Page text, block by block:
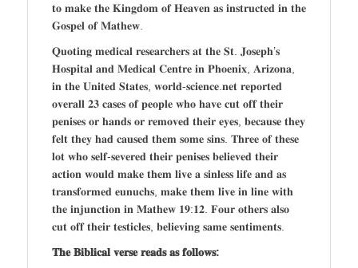
𝐭𝐨 𝐦𝐚𝐤𝐞 𝐭𝐡𝐞 𝐊𝐢𝐧𝐠𝐝𝐨𝐦 𝐨𝐟 𝐇𝐞𝐚𝐯𝐞𝐧 𝐚𝐬 𝐢𝐧𝐬𝐭𝐫𝐮𝐜𝐭𝐞𝐝 𝐢𝐧 𝐭𝐡𝐞
𝐆𝐨𝐬𝐩𝐞𝐥 𝐨𝐟 𝐌𝐚𝐭𝐡𝐞𝐰.
𝐐𝐮𝐨𝐭𝐢𝐧𝐠 𝐦𝐞𝐝𝐢𝐜𝐚𝐥 𝐫𝐞𝐬𝐞𝐚𝐫𝐜𝐡𝐞𝐫𝐬 𝐚𝐭 𝐭𝐡𝐞 𝐒𝐭. 𝐉𝐨𝐬𝐞𝐩𝐡’𝐬
𝐇𝐨𝐬𝐩𝐢𝐭𝐚𝐥 𝐚𝐧𝐝 𝐌𝐞𝐝𝐢𝐜𝐚𝐥 𝐂𝐞𝐧𝐭𝐫𝐞 𝐢𝐧 𝐏𝐡𝐨𝐞𝐧𝐢𝐱, 𝐀𝐫𝐢𝐳𝐨𝐧𝐚,
𝐢𝐧 𝐭𝐡𝐞 𝐔𝐧𝐢𝐭𝐞𝐝 𝐒𝐭𝐚𝐭𝐞𝐬, 𝐰𝐨𝐫𝐥𝐝-𝐬𝐜𝐢𝐞𝐧𝐜𝐞.𝐧𝐞𝐭 𝐫𝐞𝐩𝐨𝐫𝐭𝐞𝐝
𝐨𝐯𝐞𝐫𝐚𝐥𝐥 𝟐𝟑 𝐜𝐚𝐬𝐞𝐬 𝐨𝐟 𝐩𝐞𝐨𝐩𝐥𝐞 𝐰𝐡𝐨 𝐡𝐚𝐯𝐞 𝐜𝐮𝐭 𝐨𝐟𝐟 𝐭𝐡𝐞𝐢𝐫
𝐩𝐞𝐧𝐢𝐬𝐞𝐬 𝐨𝐫 𝐡𝐚𝐧𝐝𝐬 𝐨𝐫 𝐫𝐞𝐦𝐨𝐯𝐞𝐝 𝐭𝐡𝐞𝐢𝐫 𝐞𝐲𝐞𝐬, 𝐛𝐞𝐜𝐚𝐮𝐬𝐞 𝐭𝐡𝐞𝐲
𝐟𝐞𝐥𝐭 𝐭𝐡𝐞𝐲 𝐡𝐚𝐝 𝐜𝐚𝐮𝐬𝐞𝐝 𝐭𝐡𝐞𝐦 𝐬𝐨𝐦𝐞 𝐬𝐢𝐧𝐬. 𝐓𝐡𝐫𝐞𝐞 𝐨𝐟 𝐭𝐡𝐞𝐬𝐞
𝐥𝐨𝐭 𝐰𝐡𝐨 𝐬𝐞𝐥𝐟-𝐬𝐞𝐯𝐞𝐫𝐞𝐝 𝐭𝐡𝐞𝐢𝐫 𝐩𝐞𝐧𝐢𝐬𝐞𝐬 𝐛𝐞𝐥𝐢𝐞𝐯𝐞𝐝 𝐭𝐡𝐞𝐢𝐫
𝐚𝐜𝐭𝐢𝐨𝐧 𝐰𝐨𝐮𝐥𝐝 𝐦𝐚𝐤𝐞 𝐭𝐡𝐞𝐦 𝐥𝐢𝐯𝐞 𝐚 𝐬𝐢𝐧𝐥𝐞𝐬𝐬 𝐥𝐢𝐟𝐞 𝐚𝐧𝐝 𝐚𝐬
𝐭𝐫𝐚𝐧𝐬𝐟𝐨𝐫𝐦𝐞𝐝 𝐞𝐮𝐧𝐮𝐜𝐡𝐬, 𝐦𝐚𝐤𝐞 𝐭𝐡𝐞𝐦 𝐥𝐢𝐯𝐞 𝐢𝐧 𝐥𝐢𝐧𝐞 𝐰𝐢𝐭𝐡
𝐭𝐡𝐞 𝐢𝐧𝐣𝐮𝐧𝐜𝐭𝐢𝐨𝐧 𝐢𝐧 𝐌𝐚𝐭𝐡𝐞𝐰 𝟏𝟗:𝟏𝟐. 𝐅𝐨𝐮𝐫 𝐨𝐭𝐡𝐞𝐫𝐬 𝐚𝐥𝐬𝐨
𝐜𝐮𝐭 𝐨𝐟𝐟 𝐭𝐡𝐞𝐢𝐫 𝐭𝐞𝐬𝐭𝐢𝐜𝐥𝐞𝐬, 𝐛𝐞𝐥𝐢𝐞𝐯𝐢𝐧𝐠 𝐬𝐚𝐦𝐞 𝐬𝐞𝐧𝐭𝐢𝐦𝐞𝐧𝐭𝐬.
𝐓𝐡𝐞 𝐁𝐢𝐛𝐥𝐢𝐜𝐚𝐥 𝐯𝐞𝐫𝐬𝐞 𝐫𝐞𝐚𝐝𝐬 𝐚𝐬 𝐟𝐨𝐥𝐥𝐨𝐰𝐬: